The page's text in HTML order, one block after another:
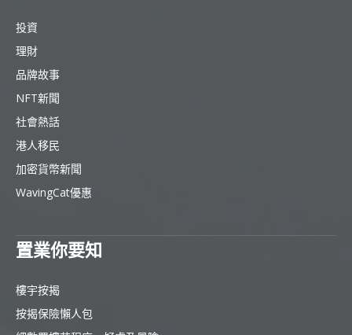
投資
理財
品牌故事
NFT新聞
社會熱話
港人移民
加密貨幣新聞
WavingCat優惠
置業你要知
樓宇按揭
按揭保險懶人包